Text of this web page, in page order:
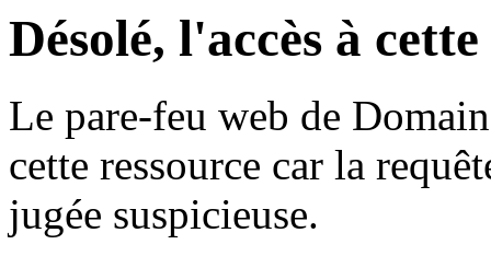
Désolé, l'accès à
Le pare-feu web de
cette ressource car la
jugée suspicieuse.